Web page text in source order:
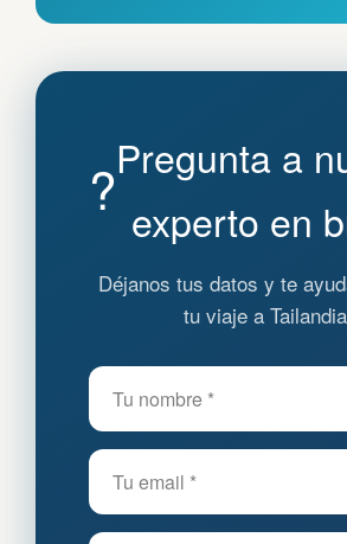
?Pregunta a
experto en
Déjanos tus datos y te
tu viaje a Tailandia